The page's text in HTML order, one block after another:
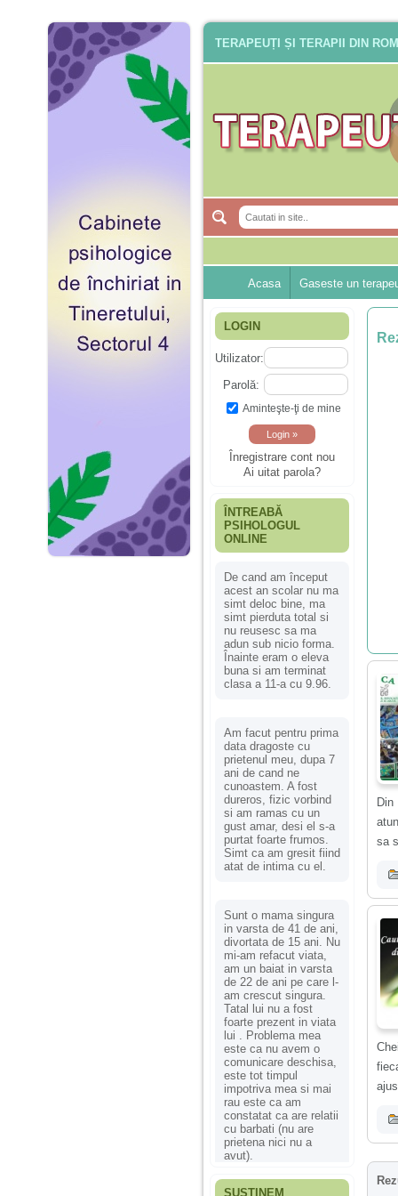
TERAPEUȚI ȘI TERAPII DIN
Acasa Gaseste un
LOGIN
Utilizator:
Parolă:
Aminteşte-ţi de mine
Înregistrare cont nou
Ai uitat parola?
ÎNTREABĂ
PSIHOLOGUL
ONLINE
De cand am început
acest an scolar nu ma
simt deloc bine, ma
simt pierduta total si
nu reusesc sa ma
adun sub nicio forma.
Înainte eram o eleva
buna si am terminat
clasa a 11-a cu 9.96.
Am facut pentru prima
data dragoste cu
prietenul meu, dupa 7
ani de cand ne
cunoastem. A fost
dureros, fizic vorbind
si am ramas cu un
gust amar, desi el s-a
purtat foarte frumos.
Simt ca am gresit fiind
atat de intima cu el.
Sunt o mama singura
in varsta de 41 de ani,
divortata de 15 ani. Nu
mi-am refacut viata,
am un baiat in varsta
de 22 de ani pe care l-
am crescut singura.
Tatal lui nu a fost
foarte prezent in viata
lui . Problema mea
este ca nu avem o
comunicare deschisa,
este tot timpul
impotriva mea si mai
rau este ca am
constatat ca are relatii
cu barbati (nu are
prietena nici nu a
avut).
SUSȚINEM
sa